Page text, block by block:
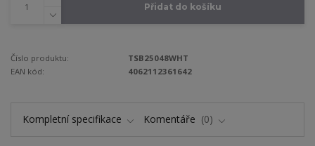
Přidat do košíku
Číslo produktu:
TSB25048WHT
EAN kód:
4062112361642
Kompletní specifikace Komentáře 0